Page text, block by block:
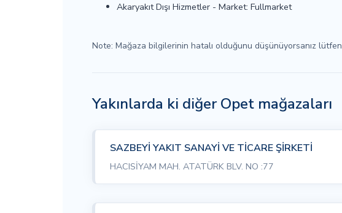
Akaryakıt Dışı Hizmetler - Market: Fullmarket
Note: Mağaza bilgilerinin hatalı olduğunu düşünüyorsanız lütfen
Yakınlarda ki diğer Opet mağazaları
SAZBEYİ YAKIT SANAYİ VE TİCARE ŞİRKETİ
HACISİYAM MAH. ATATÜRK BLV. NO :77